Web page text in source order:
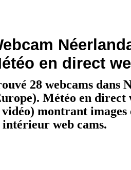
en direct
28 webcams dans
Météo en direct
montrant
web cams.